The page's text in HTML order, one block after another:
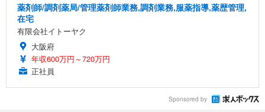
薬剤師/調剤薬局/管理薬剤師業務,調剤業務,服薬指導,薬歴管理,
在宅
有限会社イトーヤク
大阪府
年収600万円～720万円
正社員
Sponsored by